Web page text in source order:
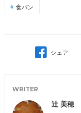
食パン
シェア
WRITER
辻 美穂